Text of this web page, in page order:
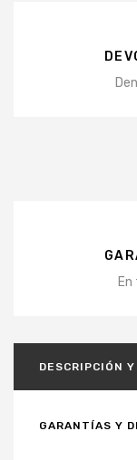
DESCRIPCIÓN
GARANTÍAS Y